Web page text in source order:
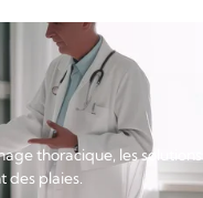
thoracique, les solutions
des plaies.